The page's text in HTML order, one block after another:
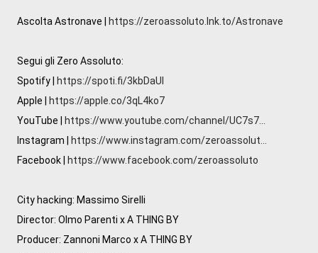
Ascolta Astronave | https://zeroassoluto.lnk.to/Astronave
Segui gli Zero Assoluto:
Spotify |
https://spoti.fi/3kbDaUI
Apple |
https://apple.co/3qL4ko7
YouTube |
https://www.youtube.com/channel/UC7s7...
Instagram |
https://www.instagram.com/zeroassolut...
Facebook |
https://www.facebook.com/zeroassoluto
City hacking: Massimo Sirelli
Director: Olmo Parenti x A THING BY
Producer: Zannoni Marco x A THING BY